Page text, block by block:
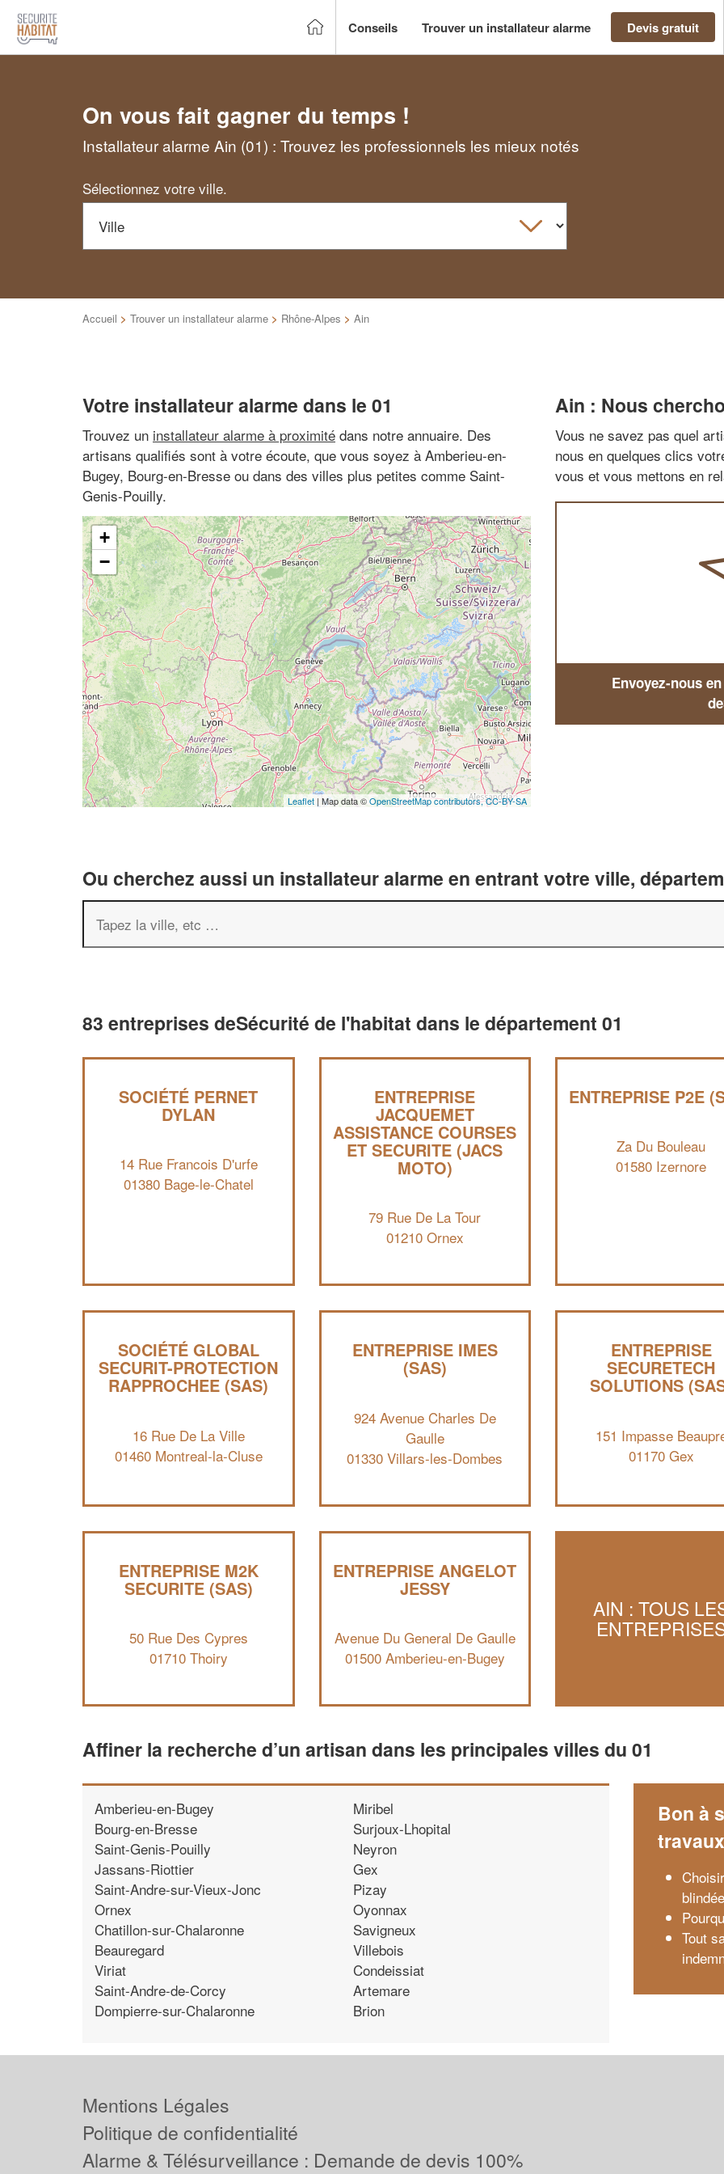
Conseils Trouver un installateur alarme Devis gratuit
On vous fait gagner du temps !
Installateur alarme Ain (01) : Trouvez les professionnels les mieux notés
Sélectionnez votre ville.
Accueil > Trouver un installateur alarme > Rhône-Alpes > Ain
Votre installateur alarme dans le 01
Trouvez un installateur alarme à proximité dans notre annuaire. Des
artisans qualifiés sont à votre écoute, que vous soyez à Amberieu-en-
Bugey, Bourg-en-Bresse ou dans des villes plus petites comme Saint-
Genis-Pouilly.
+
−
Leaflet | Map data ©OpenStreetMap contributors,CC-BY-SA
Ain : Nous
Vous ne savez pas quel
nous en quelques clics
vous et vous mettons en
Envoyez-nous
Ou cherchez aussi un installateur alarme en entrant votre ville,
83 entreprises deSécurité de l'habitat dans le département 01
SOCIÉTÉ PERNET
DYLAN
14 Rue Francois D'urfe
01380 Bage-le-Chatel
ENTREPRISE
JACQUEMET
ASSISTANCE COURSES
ET SECURITE (JACS
MOTO)
79 Rue De La Tour
01210 Ornex
ENTREPRISE P2E
Za Du Bouleau
01580 Izernore
SOCIÉTÉ GLOBAL
SECURIT-PROTECTION
RAPPROCHEE (SAS)
16 Rue De La Ville
01460 Montreal-la-Cluse
ENTREPRISE IMES
(SAS)
924 Avenue Charles De
Gaulle
01330 Villars-les-Dombes
ENTREPRISE
SECURETECH
SOLUTIONS
151 Impasse
01170 Gex
ENTREPRISE M2K
SECURITE (SAS)
50 Rue Des Cypres
01710 Thoiry
ENTREPRISE ANGELOT
JESSY
Avenue Du General De Gaulle
01500 Amberieu-en-Bugey
AIN : TOUS
Affiner la recherche d’un artisan dans les principales villes du 01
Amberieu-en-Bugey
Bourg-en-Bresse
Saint-Genis-Pouilly
Jassans-Riottier
Saint-Andre-sur-Vieux-Jonc
Ornex
Chatillon-sur-Chalaronne
Beauregard
Viriat
Saint-Andre-de-Corcy
Dompierre-sur-Chalaronne
Miribel
Surjoux-Lhopital
Neyron
Gex
Pizay
Oyonnax
Savigneux
Villebois
Condeissiat
Artemare
Brion
Bon à
travaux
blindée
Tout
Mentions Légales
Politique de confidentialité
Alarme & Télésurveillance : Demande de devis 100%